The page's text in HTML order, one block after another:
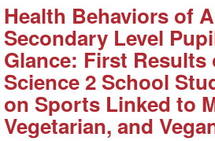
Health Behaviors of
Secondary Level
Glance: First Results
Science 2 School
on Sports Linked to
Vegetarian, and